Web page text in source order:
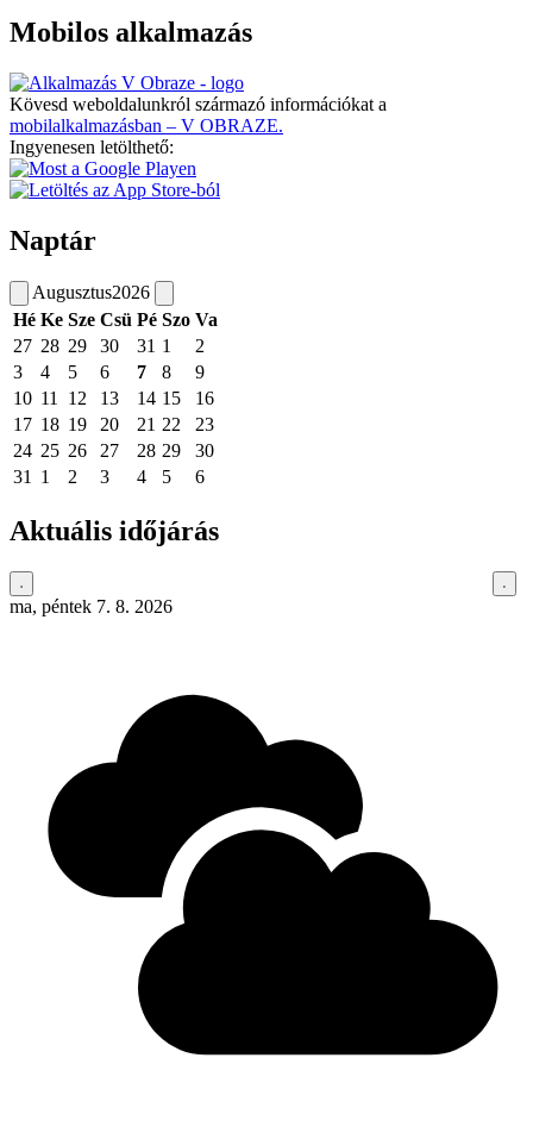
Mobilos alkalmazás
Kövesd weboldalunkról származó információkat a
mobilalkalmazásban – V OBRAZE.
Ingyenesen letölthető:
Naptár
Augusztus2026
Hé Ke Sze Csü Pé Szo Va
27 28 29 30 31 1
2
3
4 5 6 7 8
9
10 11 12 13 14 15
16
17 18 19 20 21 22
23
24 25 26 27 28 29
30
31
1 2 3 4 5 6
Aktuális időjárás
ma, péntek 7. 8. 2026